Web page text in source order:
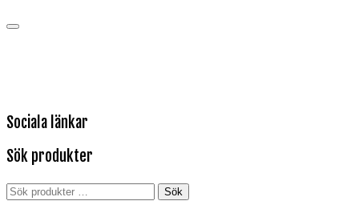
Sociala länkar
Sök produkter
Sök
Sök